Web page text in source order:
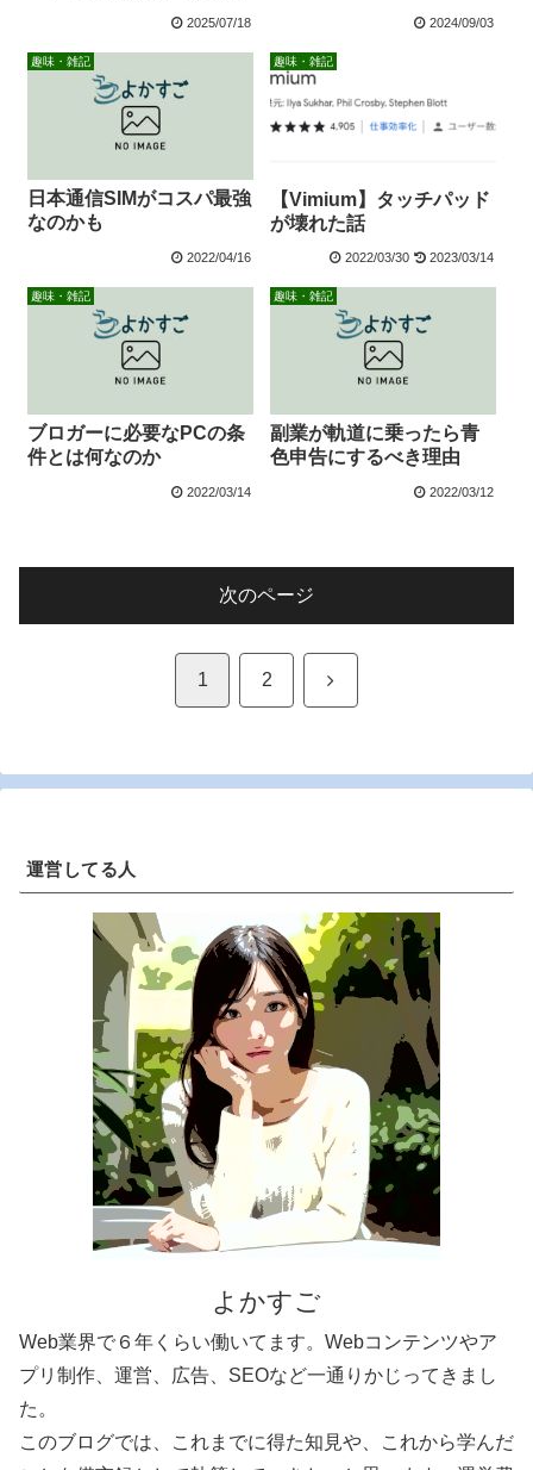
2025/07/18 2024/09/03
趣味・雑記
日本通信SIMがコスパ最強
なのかも
2022/04/16
趣味・雑記
【Vimium】タッチパッド
が壊れた話
2022/03/30 2023/03/14
趣味・雑記
ブロガーに必要なPCの条
件とは何なのか
2022/03/14
趣味・雑記
副業が軌道に乗ったら青
色申告にするべき理由
2022/03/12
次のページ
1 2 次
運営してる人
よかすご
Web業界で６年くらい働いてます。Webコンテンツやア
プリ制作、運営、広告、SEOなど一通りかじってきまし
た。
このブログでは、これまでに得た知見や、これから学んだ